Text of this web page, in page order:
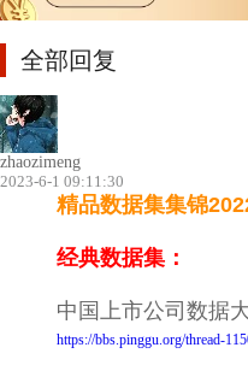
全部回复
zhaozimeng
2023-6-1 09:11:30
精品数据集集锦
经典数据集：
中国上市公司数据
https://bbs.pinggu.org/thread-